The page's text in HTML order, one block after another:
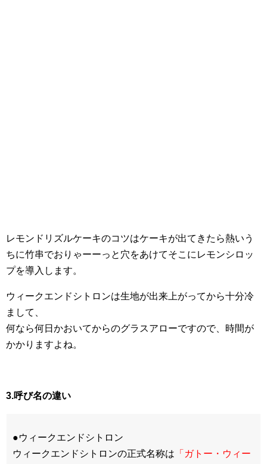
レモンドリズルケーキのコツはケーキが出てきたら熱いう
ちに竹串でおりゃーーっと穴をあけてそこにレモンシロッ
プを導入します。
ウィークエンドシトロンは生地が出来上がってから十分冷
まして、
何なら何日かおいてからのグラスアローですので、時間が
かかりますよね。
3.呼び名の違い
●ウィークエンドシトロン
ウィークエンドシトロンの正式名称は 「ガトー・ウィー